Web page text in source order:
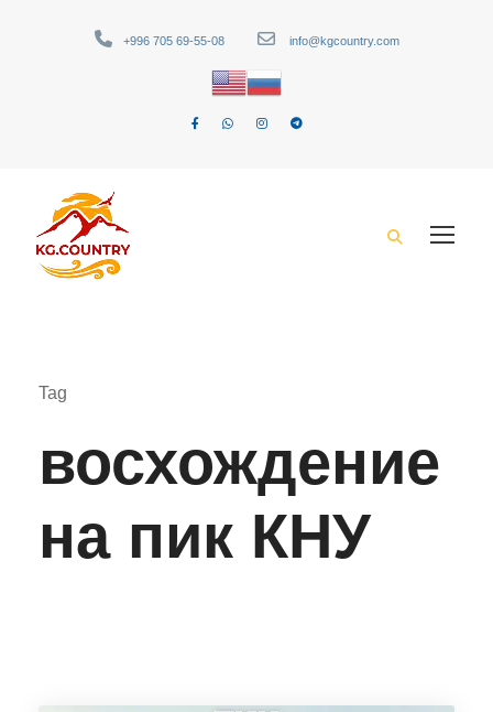
+996 705 69-55-08 info@kgcountry.com
Tag
восхождение
на пик КНУ